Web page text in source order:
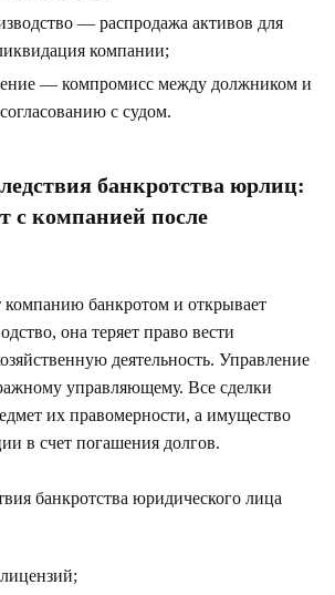
— распродажа активов для
компании;
— компромисс между должником и
с судом.
банкротства юрлиц:
с компанией после
компанию банкротом и открывает
она теряет право вести
деятельность. Управление
управляющему. Все сделки
их правомерности, а имущество
в счет погашения долгов.
банкротства юридического лица